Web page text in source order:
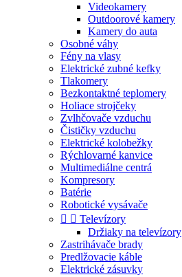
Videokamery
Outdoorové kamery
Kamery do auta
Osobné váhy
Fény na vlasy
Elektrické zubné kefky
Tlakomery
Bezkontaktné teplomery
Holiace strojčeky
Zvlhčovače vzduchu
Čističky vzduchu
Elektrické kolobežky
Rýchlovarné kanvice
Multimediálne centrá
Kompresory
Batérie
Robotické vysávače
  Televízory
Držiaky na televízory
Zastrihávače brady
Predlžovacie káble
Elektrické zásuvky